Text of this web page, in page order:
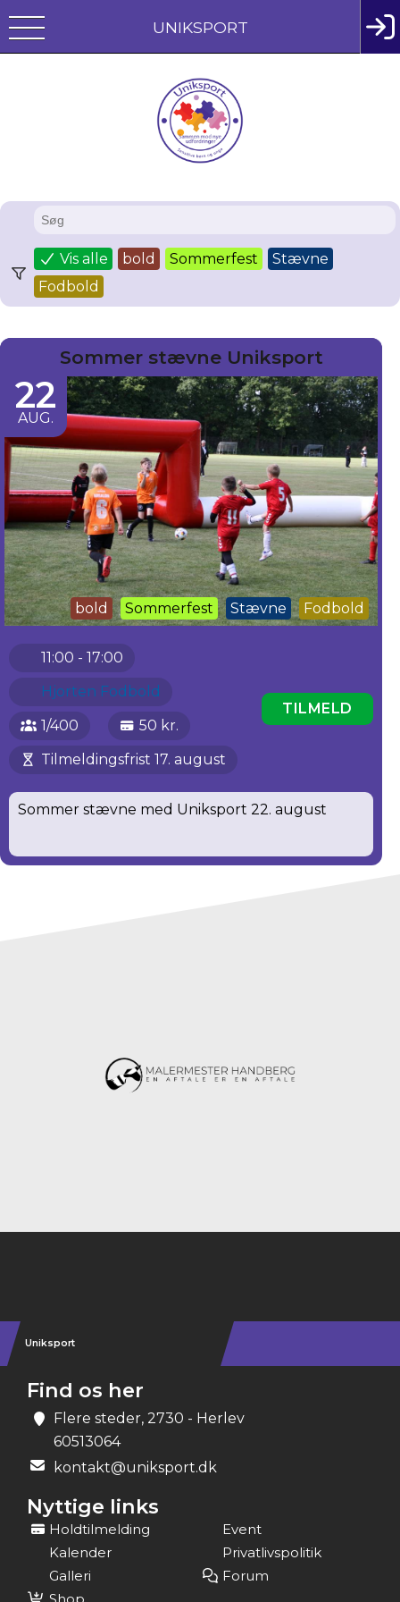
UNIKSPORT
Vis alle bold Sommerfest
Stævne
Fodbold
Sommer stævne Uniksport
22
AUG.
bold Sommerfest Stævne Fodbold
11:00 - 17:00
Hjorten Fodbold
1/400
50 kr.
Tilmeldingsfrist 17. august
TILMELD
Sommer stævne med Uniksport 22. august
Uniksport
Find os her
Flere steder, 2730 - Herlev
60513064
kontakt@uniksport.dk
Nyttige links
Holdtilmelding
Event
Kalender
Privatlivspolitik
Galleri
Forum